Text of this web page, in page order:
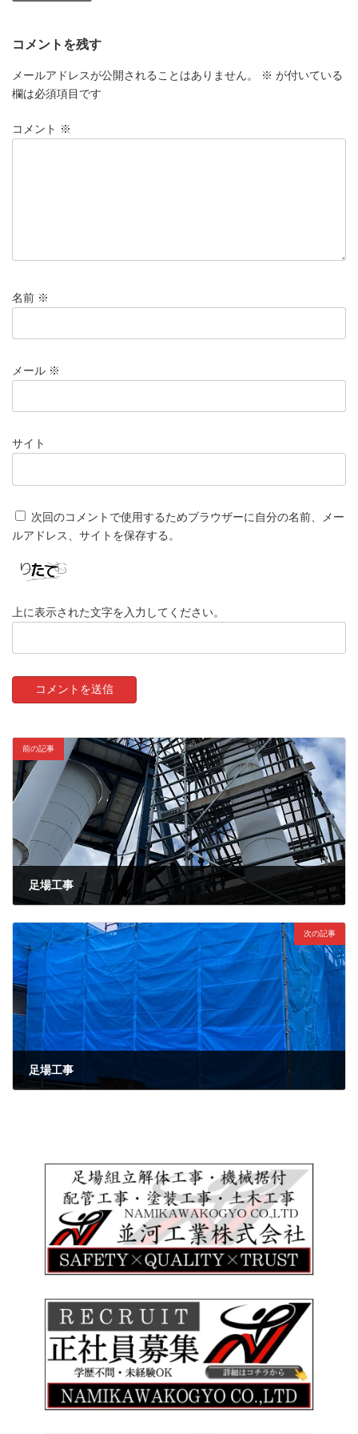
コメントを残す
メールアドレスが公開されることはありません。 ※ が付いている
欄は必須項目です
コメント ※
名前 ※
メール ※
サイト
次回のコメントで使用するためブラウザーに自分の名前、メー
ルアドレス、サイトを保存する。
上に表示された文字を入力してください。
前の記事
足場工事
次の記事
足場工事